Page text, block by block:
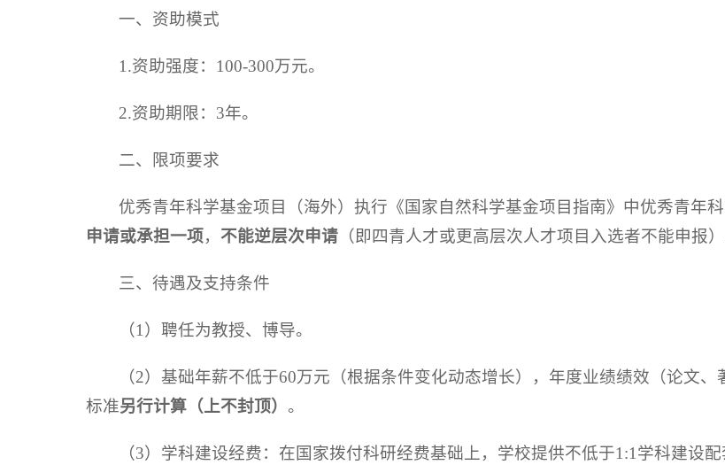
一、资助模式
1.资助强度：100-300万元。
2.资助期限：3年。
二、限项要求
优秀青年科学基金项目（海外）执行《国家自然科学基金项目指南》中优秀青年科
申请或承担一项， 不能逆层次申请 （即四青人才或更高层次人才项目入选者不能申报）
三、待遇及支持条件
（1）聘任为教授、博导。
（2）基础年薪不低于60万元（根据条件变化动态增长），年度业绩绩效（论文
标准另行计算（上不封顶） 。
（3）学科建设经费：在国家拨付科研经费基础上，学校提供不低于1:1学科建设